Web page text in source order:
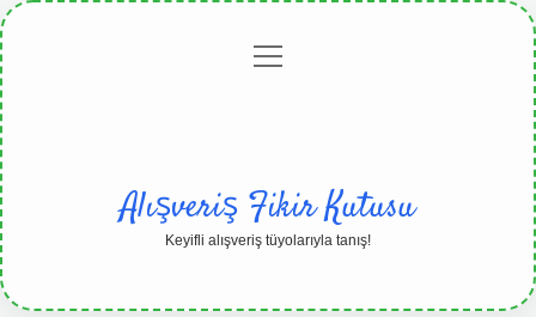
Gizlilikmenüyü
Alışveriş Fikir Kutusu
Keyifli alışveriş tüyolarıyla tanış!